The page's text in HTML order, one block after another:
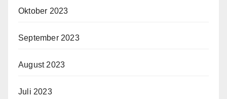
Oktober 2023
September 2023
August 2023
Juli 2023